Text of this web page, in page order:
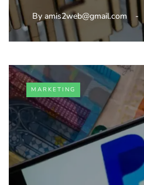
By amis2web@gmail.com
MARKETING